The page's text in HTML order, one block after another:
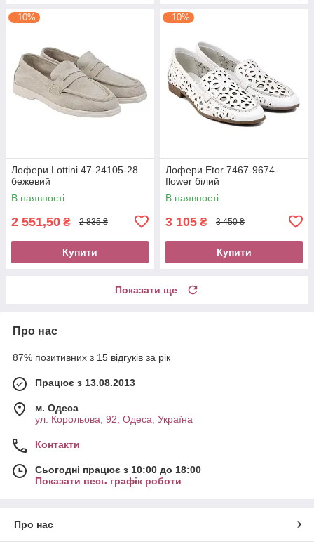
–10%
Лофери Lottini 47-24105-28
бежевий
В наявності
2 551,50 ₴ 2 835 ₴
Купити
–10%
Лофери Etor 7467-9674-
flower білий
В наявності
3 105 ₴ 3 450 ₴
Купити
Показати ще
Про нас
87% позитивних з 15 відгуків за рік
Працює з 13.08.2013
м. Одеса
ул. Корольова, 92, Одеса, Україна
Контакти
Сьогодні працює з 10:00 до 18:00
Показати весь графік роботи
Про нас